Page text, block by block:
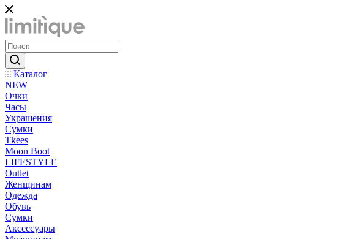
Каталог
NEW
Очки
Часы
Украшения
Сумки
Tkees
Moon Boot
LIFESTYLE
Outlet
Женщинам
Одежда
Обувь
Сумки
Аксессуары